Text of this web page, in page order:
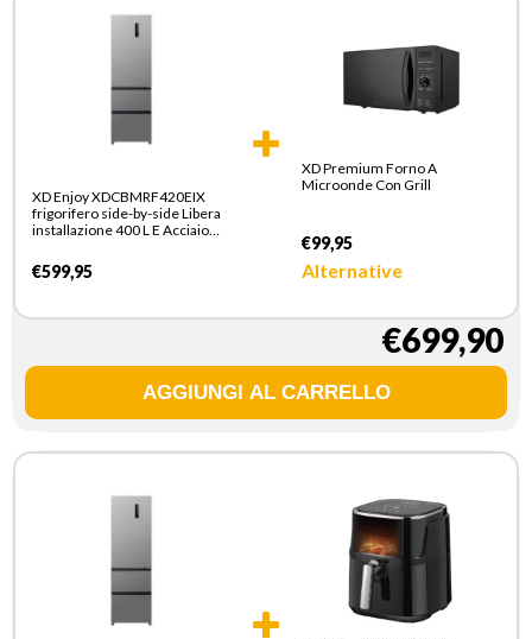
XD Enjoy XDCBMRF420EIX
frigorifero side-by-side Libera
installazione 400 L E Acciaio
€599,95
XD Premium Forno A
Microonde Con Grill
€99,95
Alternative
€699,90